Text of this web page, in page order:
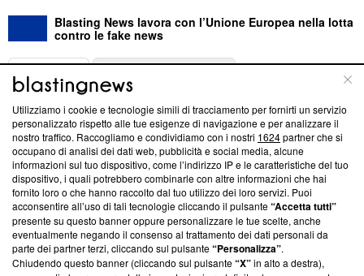
Blasting News lavora con l’Unione Europea nella lotta
contro le fake news
ABOUT
Questa sezione offre informazioni trasparenti su Blasting
News, sui nostri processi editoriali e su come ci impegniamo a
creare news di qualità. Inoltre, afferma la nostra aderenza a
‘Trust Project - News with Integrity’Blasting News non è
ancora membro del programma, ma ha richiesto di farne
parte; Trust Project non ha ancora effettuato una verifica di
conformità agli standard.
Su di noi
Utilizziamo i cookie e tecnologie simili di tracciamento per fornirti un servizio
personalizzato rispetto alle tue esigenze di navigazione e per analizzare il
nostro traffico. Raccogliamo e condividiamo con i nostri 1624partner che si
occupano di analisi dei dati web, pubblicità e social media, alcune
informazioni sul tuo dispositivo, come l’indirizzo IP e le caratteristiche del tuo
dispositivo, i quali potrebbero combinarle con altre informazioni che hai
fornito loro o che hanno raccolto dal tuo utilizzo dei loro servizi. Puoi
acconsentire all’uso di tali tecnologie cliccando il pulsante“Accetta tutti”
presente su questo banner oppure personalizzare le tue scelte, anche
eventualmente negando il consenso al trattamento dei dati personali da
parte dei partner terzi, cliccando sul pulsante“Personalizza”.
Chiudendo questo banner (cliccando sul pulsante“X”in alto a destra),